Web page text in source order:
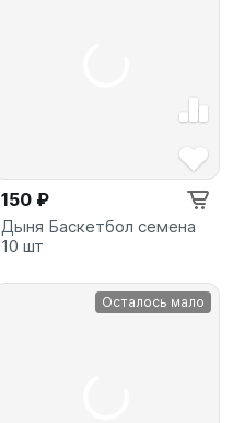
150 ₽
Дыня Баскетбол семена
10 шт
Осталось мало